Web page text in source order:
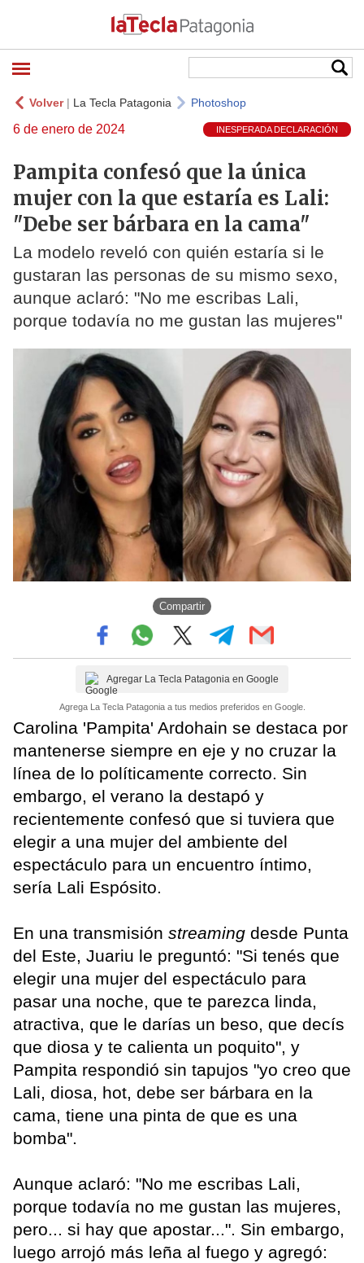
Volver| La Tecla Patagonia Photoshop
6 de enero de 2024 INESPERADA DECLARACIÓN
Pampita confesó que la única
mujer con la que estaría es Lali:
"Debe ser bárbara en la cama"
La modelo reveló con quién estaría si le
gustaran las personas de su mismo sexo,
aunque aclaró: "No me escribas Lali,
porque todavía no me gustan las mujeres"
Compartir
Agregar La Tecla Patagonia en Google
Agrega La Tecla Patagonia a tus medios preferidos en Google.
Carolina 'Pampita' Ardohain se destaca por
mantenerse siempre en eje y no cruzar la
línea de lo políticamente correcto. Sin
embargo, el verano la destapó y
recientemente confesó que si tuviera que
elegir a una mujer del ambiente del
espectáculo para un encuentro íntimo,
sería Lali Espósito.
En una transmisión streaming desde Punta
del Este, Juariu le preguntó: "Si tenés que
elegir una mujer del espectáculo para
pasar una noche, que te parezca linda,
atractiva, que le darías un beso, que decís
que diosa y te calienta un poquito", y
Pampita respondió sin tapujos "yo creo que
Lali, diosa, hot, debe ser bárbara en la
cama, tiene una pinta de que es una
bomba".
Aunque aclaró: "No me escribas Lali,
porque todavía no me gustan las mujeres,
pero... si hay que apostar...". Sin embargo,
luego arrojó más leña al fuego y agregó: